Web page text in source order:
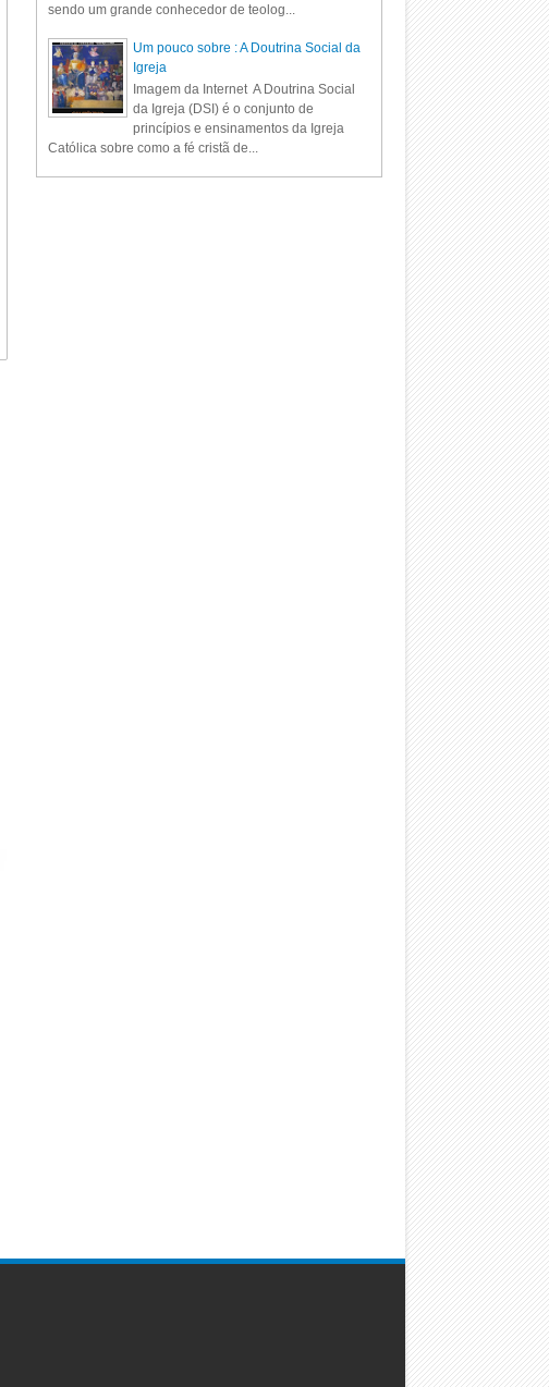
sendo um grande conhecedor de teolog...
Um pouco sobre : A Doutrina Social da
Igreja
Imagem da Internet A Doutrina Social
da Igreja (DSI) é o conjunto de
princípios e ensinamentos da Igreja
Católica sobre como a fé cristã de...